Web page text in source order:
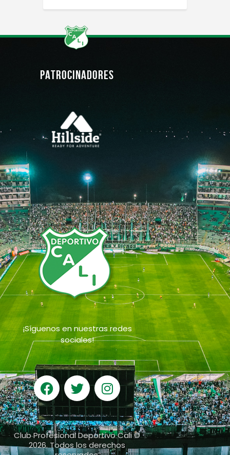
PATROCINADORES
¡Síguenos en nuestras redes
sociales!
Club Profesional Deportivo Cali ©
2026. Todos los derechos